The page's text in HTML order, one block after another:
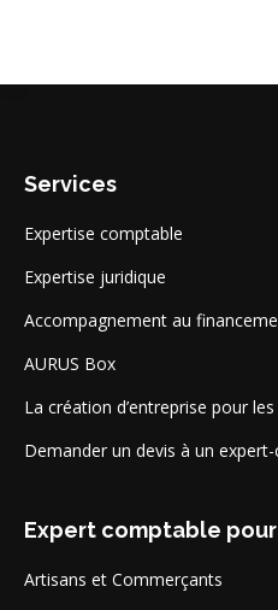
Services
Expertise comptable
Expertise juridique
Accompagnement au
AURUS Box
La création d’entreprise pour
Demander un devis à un
Expert comptable pour
Artisans et Commerçants